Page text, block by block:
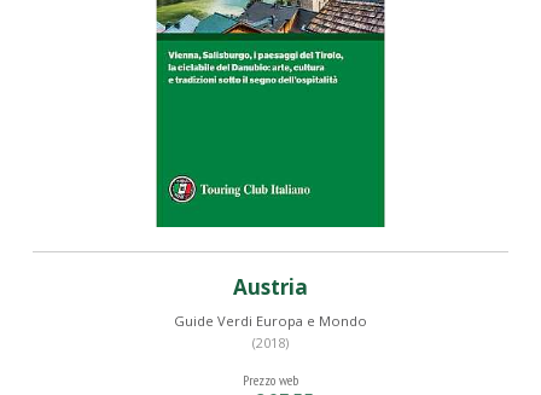
Austria
Guide Verdi Europa e Mondo
(2018)
Prezzo web